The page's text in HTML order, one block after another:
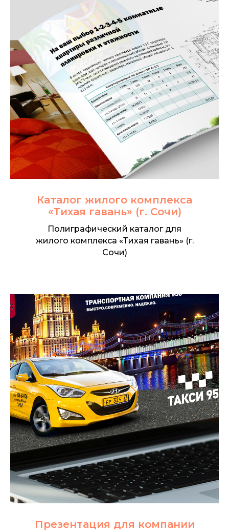
Каталог жилого комплекса
«Тихая гавань» (г. Сочи)
Полиграфический каталог для
жилого комплекса «Тихая гавань» (г.
Сочи)
Презентация для компании